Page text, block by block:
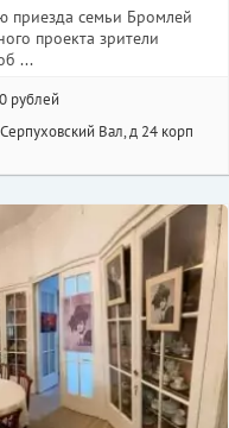
приезда семьи Бромлей
проекта зрители
...
рублей
Вал, д 24 корп